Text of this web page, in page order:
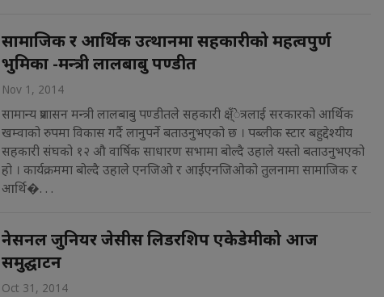
सामाजिक र आर्थिक उत्थानमा सहकारीको महत्वपुर्ण
भुमिका -मन्त्री लालबाबु पण्डीत
Nov 1, 2014
सामान्य प्रशासन मन्त्री लालबाबु पण्डीतले सहकारी क्ष्ँेत्रलाई सरकारको आर्थिक
खम्वाको रुपमा विकास गर्दै लानुपर्ने बताउनुभएको छ । पब्लीक स्टार बहुद्देश्यीय
सहकारी संघको १२ औ वार्षिक साधारण सभामा बोल्दै उहाले यस्तो बताउनुभएको
हो । कार्यक्रममा बोल्दै उहाले एनजिओ र आईएनजिओको तुलनामा सामाजिक र
आर्थि�. . .
नेसनल जुनियर जेसीस लिडरशिप एकेडेमीको आज
समुद्घाटन
Oct 31, 2014